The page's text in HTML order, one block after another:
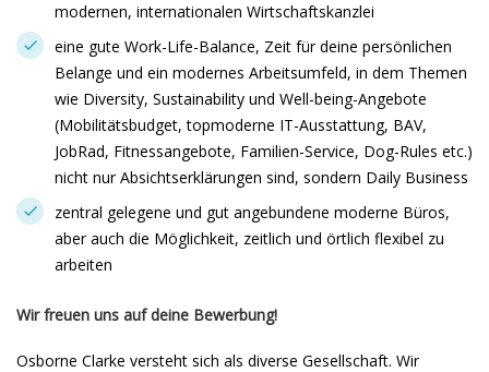
modernen, internationalen Wirtschaftskanzlei
eine gute Work-Life-Balance, Zeit für deine persönlichen
Belange und ein modernes Arbeitsumfeld, in dem Themen
wie Diversity, Sustainability und Well-being-Angebote
(Mobilitätsbudget, topmoderne IT-Ausstattung, BAV,
JobRad, Fitnessangebote, Familien-Service, Dog-Rules etc.)
nicht nur Absichtserklärungen sind, sondern Daily Business
zentral gelegene und gut angebundene moderne Büros,
aber auch die Möglichkeit, zeitlich und örtlich flexibel zu
arbeiten
Wir freuen uns auf deine Bewerbung!
Osborne Clarke versteht sich als diverse Gesellschaft. Wir